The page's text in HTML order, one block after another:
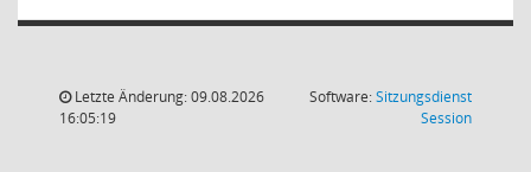
Letzte Änderung: 09.08.2026
16:05:19
Software:Sitzungsdienst
Session(Wird in